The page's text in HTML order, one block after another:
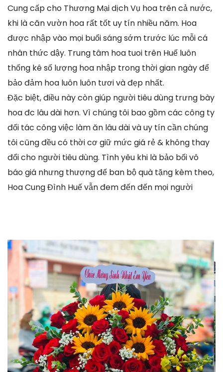
Cung cấp cho Thương Mại dịch Vụ hoa trên cả nước,
khi là căn vườn hoa rất tốt uy tín nhiều năm. Hoa
được nhập vào mọi buổi sáng sớm trước lúc mỗi cá
nhân thức dậy. Trung tâm hoa tuoi trên Huế luôn
thống kê số lượng hoa nhập trong thời gian ngày để
bảo đảm hoa luôn luôn tươi và đẹp nhất.
Đặc biệt, điều này còn giúp người tiêu dùng trưng bày
hoa đc lâu dài hơn. Vì chúng tôi bao gồm các công ty
đối tác công việc làm ăn lâu dài và uy tín cần chúng
tôi cũng đều có thời cơ giữ mức giá rẻ & không thay
đổi cho người tiêu dùng. Tình yêu khi là bảo bối vô
báo giá nhưng thượng đế ban bộ quà tặng kèm theo,
Hoa Cung Đình Huế vẫn đem đến đến mọi người